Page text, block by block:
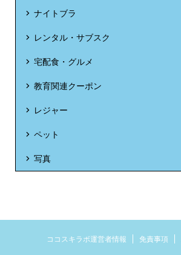
ナイトブラ
レンタル・サブスク
宅配食・グルメ
教育関連クーポン
レジャー
ペット
写真
ココスキラボ運営者情報 免責事項